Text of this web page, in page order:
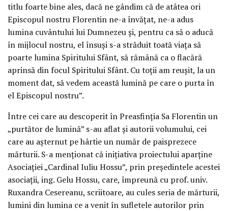
titlu foarte bine ales, dacă ne gândim că de atâtea ori
Episcopul nostru Florentin ne-a învățat, ne-a adus
lumina cuvântului lui Dumnezeu și, pentru ca să o aducă
în mijlocul nostru, el însuși s-a străduit toată viața să
poarte lumina Spiritului Sfânt, să rămână ca o flacără
aprinsă din focul Spiritului Sfânt. Cu toții am reușit, la un
moment dat, să vedem această lumină pe care o purta în
el Episcopul nostru”.
Între cei care au descoperit în Preasfinția Sa Florentin un
„purtător de lumină” s-au aflat și autorii volumului, cei
care au așternut pe hârtie un număr de paisprezece
mărturii. S-a menționat că inițiativa proiectului aparține
Asociației „Cardinal Iuliu Hossu”, prin președintele acestei
asociații, ing. Gelu Hossu, care, împreună cu prof. univ.
Ruxandra Cesereanu, scriitoare, au cules seria de mărturii,
lumini din lumina ce a venit în sufletele autorilor prin